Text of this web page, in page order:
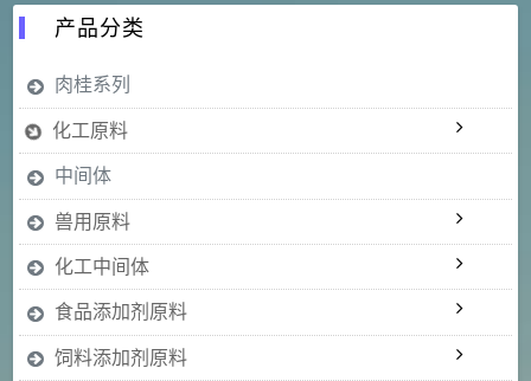
产品分类
肉桂系列
化工原料
中间体
兽用原料
化工中间体
食品添加剂原料
饲料添加剂原料